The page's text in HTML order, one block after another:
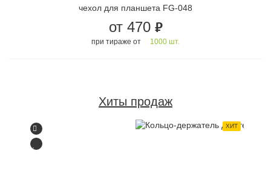
чехол для планшета FG-048
от 470 руб.
при тираже от 1000 шт.
Хиты продаж
ХИТ